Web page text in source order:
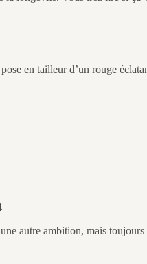
en tailleur d’un rouge
autre ambition, mais toujours